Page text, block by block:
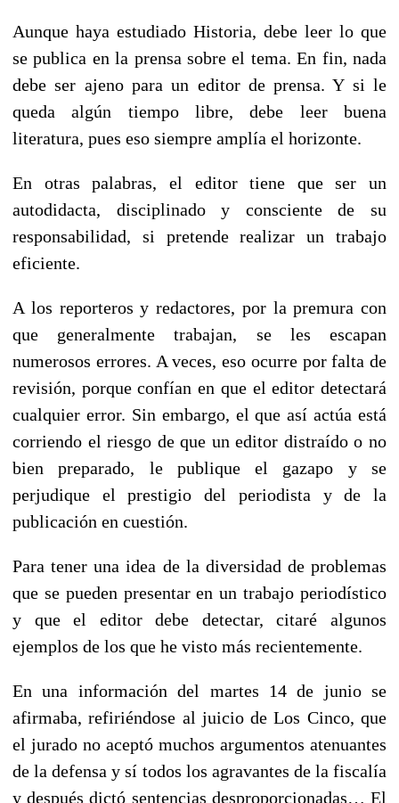
Aunque haya estudiado Historia, debe leer lo que
se publica en la prensa sobre el tema. En fin, nada
debe ser ajeno para un editor de prensa. Y si le
queda algún tiempo libre, debe leer buena
literatura, pues eso siempre amplía el horizonte.
En otras palabras, el editor tiene que ser un
autodidacta, disciplinado y consciente de su
responsabilidad, si pretende realizar un trabajo
eficiente.
A los reporteros y redactores, por la premura con
que generalmente trabajan, se les escapan
numerosos errores. A veces, eso ocurre por falta de
revisión, porque confían en que el editor detectará
cualquier error. Sin embargo, el que así actúa está
corriendo el riesgo de que un editor distraído o no
bien preparado, le publique el gazapo y se
perjudique el prestigio del periodista y de la
publicación en cuestión.
Para tener una idea de la diversidad de problemas
que se pueden presentar en un trabajo periodístico
y que el editor debe detectar, citaré algunos
ejemplos de los que he visto más recientemente.
En una información del martes 14 de junio se
afirmaba, refiriéndose al juicio de Los Cinco, que
el jurado no aceptó muchos argumentos atenuantes
de la defensa y sí todos los agravantes de la fiscalía
y después dictó sentencias desproporcionadas… El